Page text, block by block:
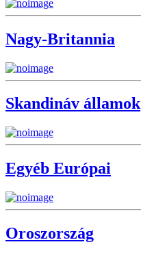
Nagy-Britannia
Skandináv államok
Egyéb Európai
Oroszország